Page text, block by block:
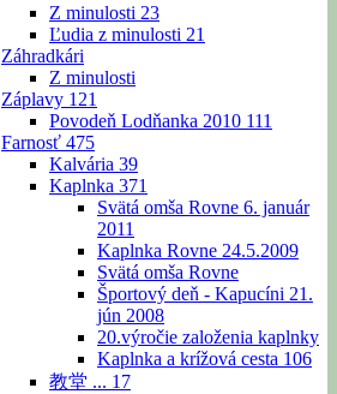
Z minulosti 23
Ľudia z minulosti 21
Záhradkári
Z minulosti
Záplavy 121
Povodeň Lodňanka 2010 111
Farnosť 475
Kalvária 39
Kaplnka 371
Svätá omša Rovne 6. január
2011
Kaplnka Rovne 24.5.2009
Svätá omša Rovne
Športový deň - Kapucíni 21.
jún 2008
20.výročie založenia kaplnky
Kaplnka a krížová cesta 106
教堂 ... 17